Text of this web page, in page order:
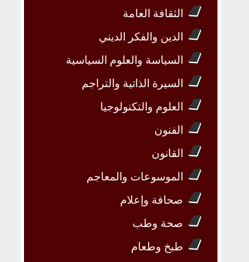
الثقافة العامة
الدين والفكر الديني
السياسة والعلوم السياسية
السيرة الذاتية والتراجم
العلوم والتكنولوجيا
الفنون
القانون
الموسوعات والمعاجم
صحافة وإعلام
صحة وطب
طبخ وطعام